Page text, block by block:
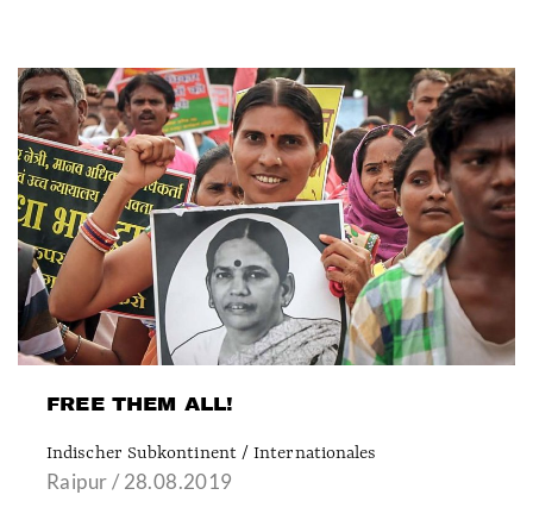
FREE THEM ALL!
Indischer Subkontinent / Internationales
Raipur / 28.08.2019